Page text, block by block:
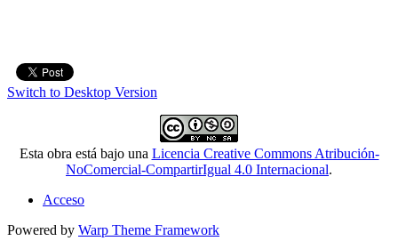
Switch to Desktop Version
Esta obra está bajo una Licencia Creative Commons Atribución-
NoComercial-CompartirIgual 4.0 Internacional.
Acceso
Powered by Warp Theme Framework